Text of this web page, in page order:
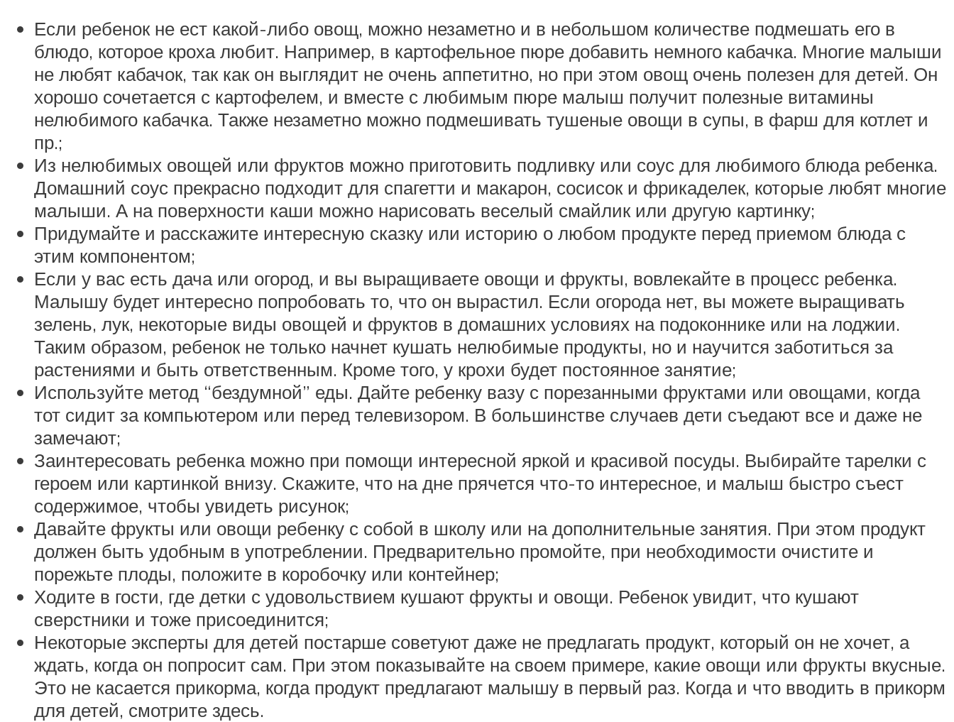
Если ребенок не ест какой-либо овощ, можно незаметно и в небольшом количестве подмешать его в
блюдо, которое кроха любит. Например, в картофельное пюре добавить немного кабачка. Многие малыши
не любят кабачок, так как он выглядит не очень аппетитно, но при этом овощ очень полезен для детей. Он
хорошо сочетается с картофелем, и вместе с любимым пюре малыш получит полезные витамины
нелюбимого кабачка. Также незаметно можно подмешивать тушеные овощи в супы, в фарш для котлет и
пр.;
Из нелюбимых овощей или фруктов можно приготовить подливку или соус для любимого блюда ребенка.
Домашний соус прекрасно подходит для спагетти и макарон, сосисок и фрикаделек, которые любят многие
малыши. А на поверхности каши можно нарисовать веселый смайлик или другую картинку;
Придумайте и расскажите интересную сказку или историю о любом продукте перед приемом блюда с
этим компонентом;
Если у вас есть дача или огород, и вы выращиваете овощи и фрукты, вовлекайте в процесс ребенка.
Малышу будет интересно попробовать то, что он вырастил. Если огорода нет, вы можете выращивать
зелень, лук, некоторые виды овощей и фруктов в домашних условиях на подоконнике или на лоджии.
Таким образом, ребенок не только начнет кушать нелюбимые продукты, но и научится заботиться за
растениями и быть ответственным. Кроме того, у крохи будет постоянное занятие;
Используйте метод “бездумной” еды. Дайте ребенку вазу с порезанными фруктами или овощами, когда
тот сидит за компьютером или перед телевизором. В большинстве случаев дети съедают все и даже не
замечают;
Заинтересовать ребенка можно при помощи интересной яркой и красивой посуды. Выбирайте тарелки с
героем или картинкой внизу. Скажите, что на дне прячется что-то интересное, и малыш быстро съест
содержимое, чтобы увидеть рисунок;
Давайте фрукты или овощи ребенку с собой в школу или на дополнительные занятия. При этом продукт
должен быть удобным в употреблении. Предварительно промойте, при необходимости очистите и
порежьте плоды, положите в коробочку или контейнер;
Ходите в гости, где детки с удовольствием кушают фрукты и овощи. Ребенок увидит, что кушают
сверстники и тоже присоединится;
Некоторые эксперты для детей постарше советуют даже не предлагать продукт, который он не хочет, а
ждать, когда он попросит сам. При этом показывайте на своем примере, какие овощи или фрукты вкусные.
Это не касается прикорма, когда продукт предлагают малышу в первый раз. Когда и что вводить в прикорм
для детей, смотрите здесь.